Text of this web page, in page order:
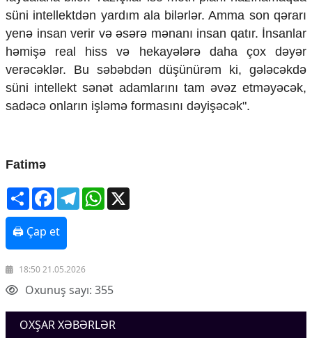
süni intellektdən yardım ala bilərlər. Amma son qərarı
yenə insan verir və əsərə mənanı insan qatır. İnsanlar
həmişə real hiss və hekayələrə daha çox dəyər
verəcəklər. Bu səbəbdən düşünürəm ki, gələcəkdə
süni intellekt sənət adamlarını tam əvəz etməyəcək,
sadəcə onların işləmə formasını dəyişəcək".
Fatimə
ShareFacebookTelegramWhatsApp
🖨 Çap et
18:50 21.05.2026
Oxunuş sayı: 355
OXŞAR XƏBƏRLƏR